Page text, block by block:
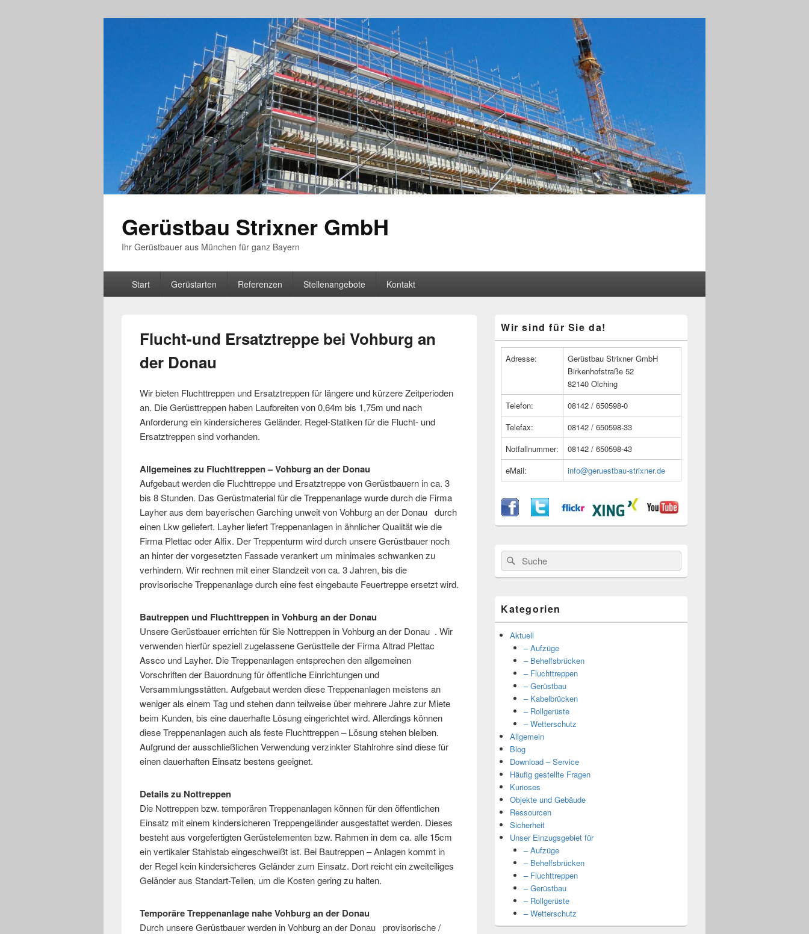
Gerüstbau Strixner GmbH
Ihr Gerüstbauer aus München für ganz Bayern
Start Gerüstarten Referenzen Stellenangebote Kontakt
Flucht-und Ersatztreppe bei Vohburg an
der Donau
Wir bieten Fluchttreppen und Ersatztreppen für längere und kürzere Zeitperioden
an. Die Gerüsttreppen haben Laufbreiten von 0,64m bis 1,75m und nach
Anforderung ein kindersicheres Geländer. Regel-Statiken für die Flucht- und
Ersatztreppen sind vorhanden.
Allgemeines zu Fluchttreppen – Vohburg an der Donau
Aufgebaut werden die Fluchttreppe und Ersatztreppe von Gerüstbauern in ca. 3
bis 8 Stunden. Das Gerüstmaterial für die Treppenanlage wurde durch die Firma
Layher aus dem bayerischen Garching unweit von Vohburg an der Donau durch
einen Lkw geliefert. Layher liefert Treppenanlagen in ähnlicher Qualität wie die
Firma Plettac oder Alfix. Der Treppenturm wird durch unsere Gerüstbauer noch
an hinter der vorgesetzten Fassade verankert um minimales schwanken zu
verhindern. Wir rechnen mit einer Standzeit von ca. 3 Jahren, bis die
provisorische Treppenanlage durch eine fest eingebaute Feuertreppe ersetzt wird.
Bautreppen und Fluchttreppen in Vohburg an der Donau
Unsere Gerüstbauer errichten für Sie Nottreppen in Vohburg an der Donau . Wir
verwenden hierfür speziell zugelassene Gerüstteile der Firma Altrad Plettac
Assco und Layher. Die Treppenanlagen entsprechen den allgemeinen
Vorschriften der Bauordnung für öffentliche Einrichtungen und
Versammlungsstätten. Aufgebaut werden diese Treppenanlagen meistens an
weniger als einem Tag und stehen dann teilweise über mehrere Jahre zur Miete
beim Kunden, bis eine dauerhafte Lösung eingerichtet wird. Allerdings können
diese Treppenanlagen auch als feste Fluchttreppen – Lösung stehen bleiben.
Aufgrund der ausschließlichen Verwendung verzinkter Stahlrohre sind diese für
einen dauerhaften Einsatz bestens geeignet.
Details zu Nottreppen
Die Nottreppen bzw. temporären Treppenanlagen können für den öffentlichen
Einsatz mit einem kindersicheren Treppengeländer ausgestattet werden. Dieses
besteht aus vorgefertigten Gerüstelementen bzw. Rahmen in dem ca. alle 15cm
ein vertikaler Stahlstab eingeschweißt ist. Bei Bautreppen – Anlagen kommt in
der Regel kein kindersicheres Geländer zum Einsatz. Dort reicht ein zweiteiliges
Geländer aus Standart-Teilen, um die Kosten gering zu halten.
Temporäre Treppenanlage nahe Vohburg an der Donau
Durch unsere Gerüstbauer werden in Vohburg an der Donau provisorische /
Seitenleisten
Widget-
Wir sind für Sie da!
Adresse:
Gerüstbau Strixner GmbH
Birkenhofstraße 52
82140 Olching
Telefon:
08142 / 650598-0
Telefax:
08142 / 650598-33
Notfallnummer:
08142 / 650598-43
eMail:
info@geruestbau-strixner.de
Suche
nach:
Kategorien
Aktuell
– Aufzüge
– Behelfsbrücken
– Fluchttreppen
– Gerüstbau
– Kabelbrücken
– Rollgerüste
– Wetterschutz
Allgemein
Blog
Download – Service
Häufig gestellte Fragen
Kurioses
Objekte und Gebäude
Ressourcen
Sicherheit
Unser Einzugsgebiet für
– Aufzüge
– Behelfsbrücken
– Fluchttreppen
– Gerüstbau
– Rollgerüste
– Wetterschutz